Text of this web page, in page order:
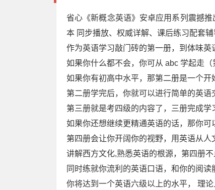
省心《新概念英语》安卓应用系列震撼
本 同步播放、权威详解、课后练习配套辅
作为英语学习敲门砖的第一册，到体味英
如果你什么都不会，你可从 abc 学起走（
如果你有初高中水平，那第二册是一个开
第二册学完后，你就可以进行简单的英语
第三册就是考四级的内容了，三册完成学
如果你还想继续更精通英语的话，那你可
第四册会让你开阔你的视野，用英语从
讲解西方文化,熟悉英语的根源，第四册
同时练就你流利的英语口语，和你的阅读
你将达到一个英语六级以上的水平， 理论